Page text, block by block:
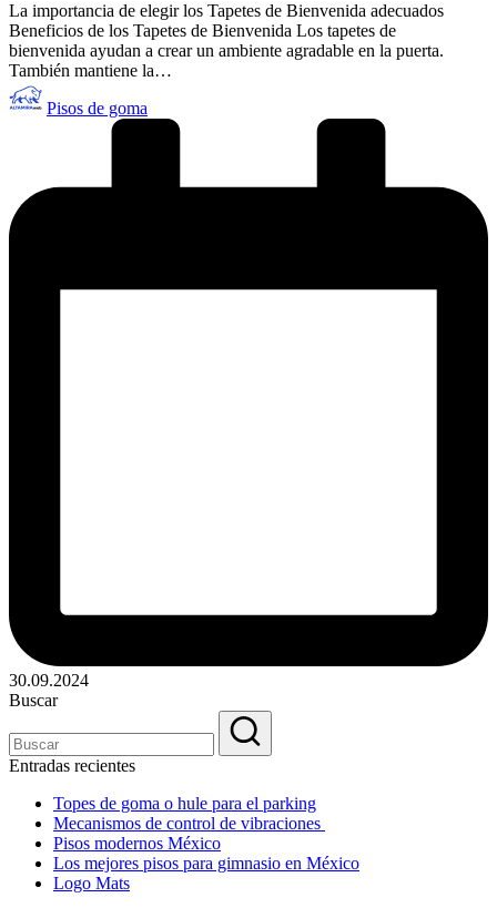
La importancia de elegir los Tapetes de Bienvenida adecuados
Beneficios de los Tapetes de Bienvenida Los tapetes de
bienvenida ayudan a crear un ambiente agradable en la puerta.
También mantiene la…
Publicado
por
Pisos de goma
30.09.2024
Buscar
Entradas recientes
Topes de goma o hule para el parking
Mecanismos de control de vibraciones
Pisos modernos México
Los mejores pisos para gimnasio en México
Logo Mats